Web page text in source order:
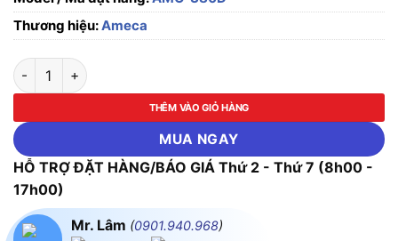
Thương hiệu:Ameca
Thang nhôm xếp đơn đai nhôm AMC-380D số lượng
THÊM VÀO GIỎ HÀNG
MUA NGAY
HỖ TRỢ ĐẶT HÀNG/BÁO GIÁ Thứ 2 - Thứ 7 (8h00 -
17h00)
Mr. Lâm (0901.940.968)